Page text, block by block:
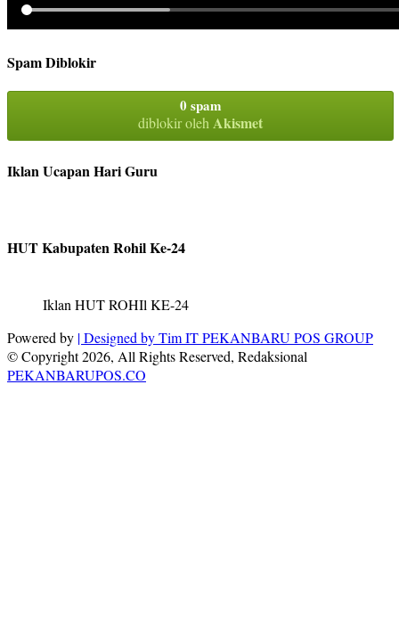
Spam Diblokir
0 spam
diblokir olehAkismet
Iklan Ucapan Hari Guru
HUT Kabupaten Rohil Ke-24
Iklan HUT ROHIl KE-24
Powered by | Designed byTim IT PEKANBARU POS GROUP
© Copyright 2026, All Rights Reserved, Redaksional
PEKANBARUPOS.CO